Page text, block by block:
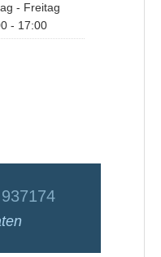
- Freitag
- 17:00